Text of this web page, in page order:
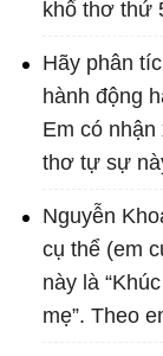
khổ thơ thứ
Hãy phân
hành động
Em có
thơ tự sự
Nguyễn
cụ thể (em
này là
mẹ”. Theo